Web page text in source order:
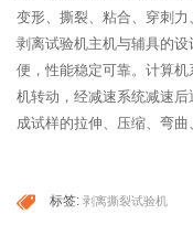
变形、撕裂、粘合、穿刺
剥离试验机主机与辅具的
便，性能稳定可靠。计算
机转动，经减速系统减速
成试样的拉伸、压缩、弯曲
标签: 剥离撕裂试验机